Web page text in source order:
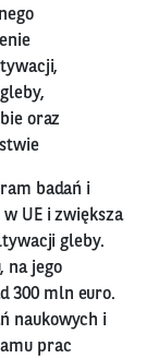
oraz
badań i
UE i zwiększa
gleby.
na jego
300 mln euro.
naukowych i
prac